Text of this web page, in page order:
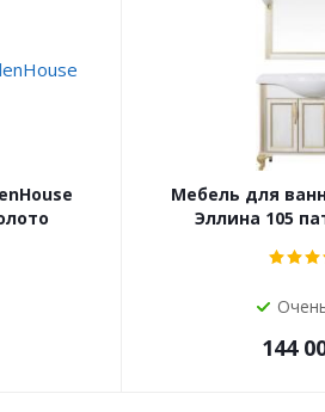
Мебель для
Эллина 105
144